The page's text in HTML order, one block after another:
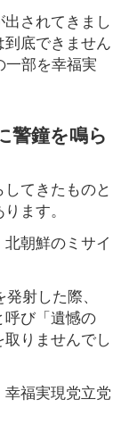
されてきまし
底できません
一部を幸福実
警鐘を鳴ら
てきたものと
ます。
朝鮮のミサイ
射した際、
び「遺憾の
りませんでし
福実現党立党